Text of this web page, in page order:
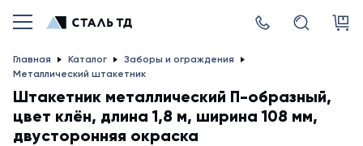
Главная Каталог
Заборы и ограждения
Металлический штакетник
Штакетник металлический П-образный,
цвет клён, длина 1,8 м, ширина 108 мм,
двусторонняя окраска